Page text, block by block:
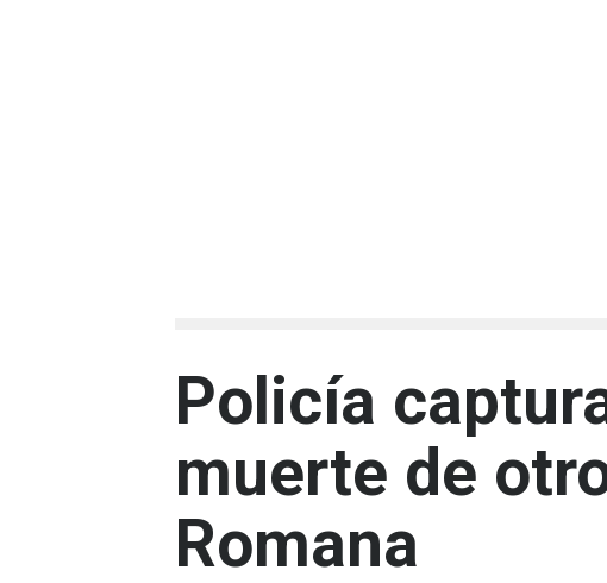
Policía
muerte de
Romana